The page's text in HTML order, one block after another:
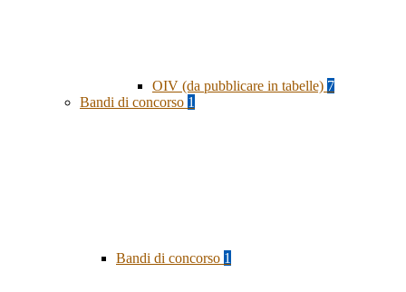
OIV (da pubblicare in tabelle) 7
Bandi di concorso 1
Bandi di concorso 1